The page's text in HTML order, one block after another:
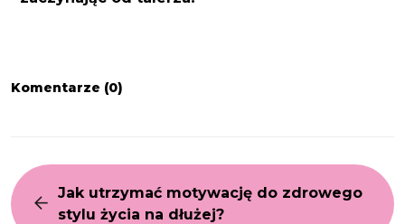
Komentarze (0)
Jak utrzymać motywację do zdrowego
stylu życia na dłużej?